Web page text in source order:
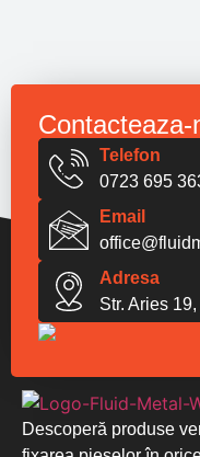
Descoperă produse
Contacteaza-
Telefon
0723 695
Email
Adresa
Str. Aries